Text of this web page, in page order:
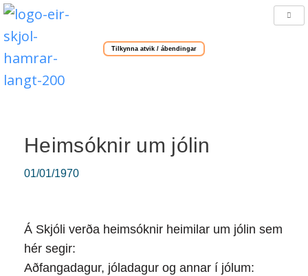
Tilkynna atvik / ábendingar
Heimsóknir um jólin
01/01/1970
Á Skjóli verða heimsóknir heimilar um jólin sem
hér segir:
Aðfangadagur, jóladagur og annar í jólum: